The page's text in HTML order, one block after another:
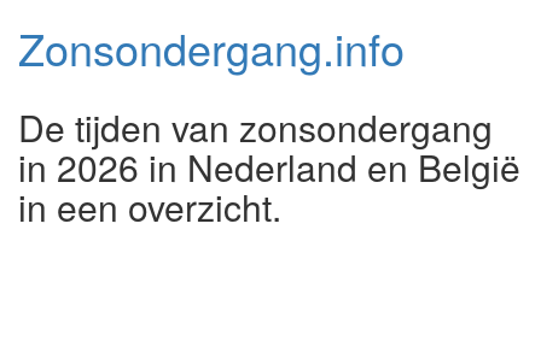
Zonsondergang.info
De tijden van zonsondergang
in 2026 in Nederland en België
in een overzicht.